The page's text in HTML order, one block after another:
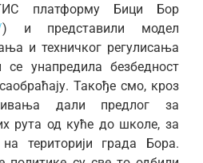
платформу Бици Бор
) и представили модел
и техничког регулисања
се унапредила безбедност
Такође смо, кроз
дали предлог за
рута од куће до школе, за
територији града Бора.